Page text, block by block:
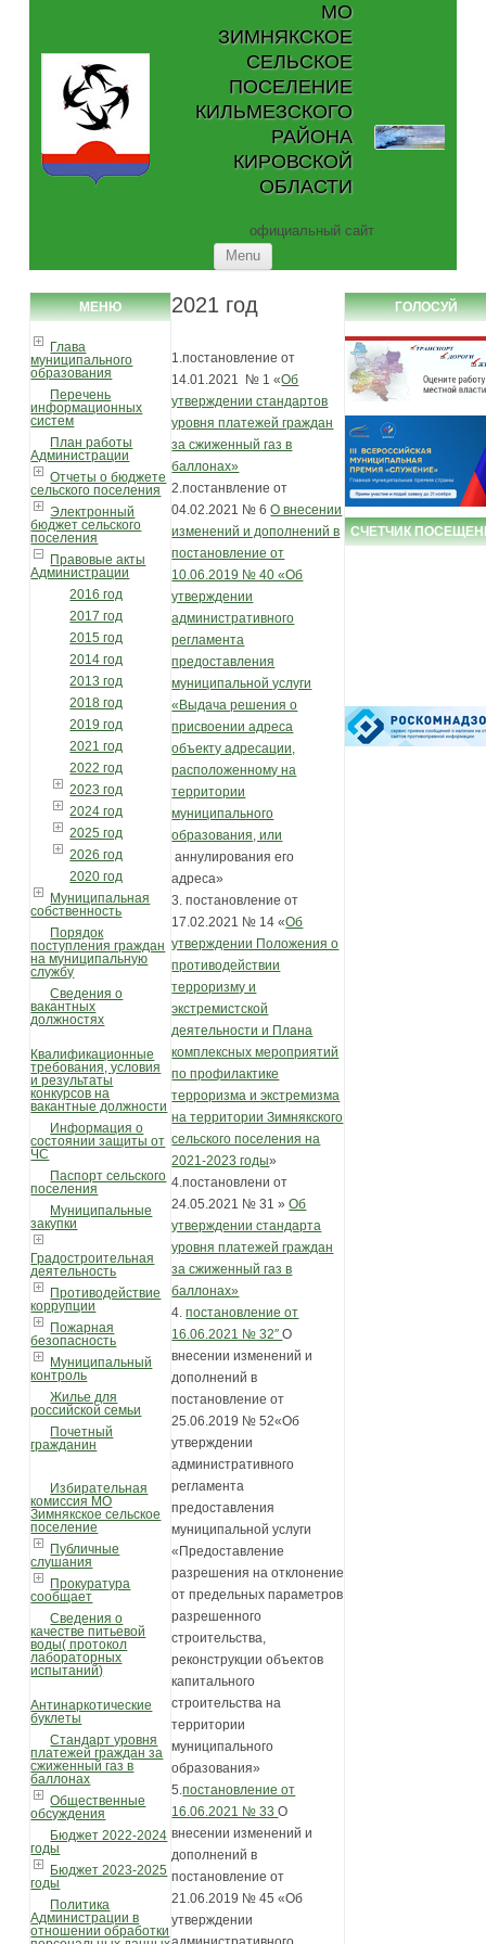
МО
ЗИМНЯКСКОЕ
СЕЛЬСКОЕ
ПОСЕЛЕНИЕ
КИЛЬМЕЗСКОГО
РАЙОНА
КИРОВСКОЙ
ОБЛАСТИ
официальный сайт
Menu
МЕНЮ
Глава
муниципального
образования
Перечень
информационных
систем
План работы
Администрации
Отчеты о бюджете
сельского поселения
Электронный
бюджет сельского
поселения
Правовые акты
Администрации
2016 год
2017 год
2015 год
2014 год
2013 год
2018 год
2019 год
2021 год
2022 год
2023 год
2024 год
2025 год
2026 год
2020 год
Муниципальная
собственность
Порядок
поступления граждан
на муниципальную
службу
Сведения о
вакантных
должностях
Квалификационные
требования, условия
и результаты
конкурсов на
вакантные должности
Информация о
состоянии защиты от
ЧС
Паспорт сельского
поселения
Муниципальные
закупки
Градостроительная
деятельность
Противодействие
коррупции
Пожарная
безопасность
Муниципальный
контроль
Жилье для
российской семьи
Почетный
гражданин
Избирательная
комиссия МО
Зимнякское сельское
поселение
Публичные
слушания
Прокуратура
сообщает
Сведения о
качестве питьевой
воды( протокол
лабораторных
испытаний)
Антинаркотические
буклеты
Стандарт уровня
платежей граждан за
сжиженный газ в
баллонах
Общественные
обсуждения
Бюджет 2022-2024
годы
Бюджет 2023-2025
годы
Политика
Администрации в
отношении обработки
2021 год
1.постановление от
14.01.2021 № 1 «Об
утверждении стандартов
уровня платежей граждан
за сжиженный газ в
баллонах»
2.постанвление от
04.02.2021 № 6О внесении
изменений и дополнений в
постановление от
10.06.2019 № 40 «Об
утверждении
административного
регламента
предоставления
муниципальной услуги
«Выдача решения о
присвоении адреса
объекту адресации,
расположенному на
территории
муниципального
образования, или
аннулирования его
адреса»
3. постановление от
17.02.2021 № 14 «Об
утверждении Положения о
противодействии
терроризму и
экстремистской
деятельности и Плана
комплексных мероприятий
по профилактике
терроризма и экстремизма
на территории Зимнякского
сельского поселения на
2021-2023 годы»
4.постановлени от
24.05.2021 № 31 »Об
утверждении стандарта
уровня платежей граждан
за сжиженный газ в
баллонах»
4.постановление от
16.06.2021 № 32″О
внесении изменений и
дополнений в
постановление от
25.06.2019 № 52«Об
утверждении
административного
регламента
предоставления
муниципальной услуги
«Предоставление
разрешения на отклонение
от предельных параметров
разрешенного
строительства,
реконструкции объектов
капитального
строительства на
территории
муниципального
образования»
5.постановление от
16.06.2021 № 33О
внесении изменений и
дополнений в
постановление от
21.06.2019 № 45 «Об
утверждении
ГОЛОСУЙ
СЧЕТЧИК